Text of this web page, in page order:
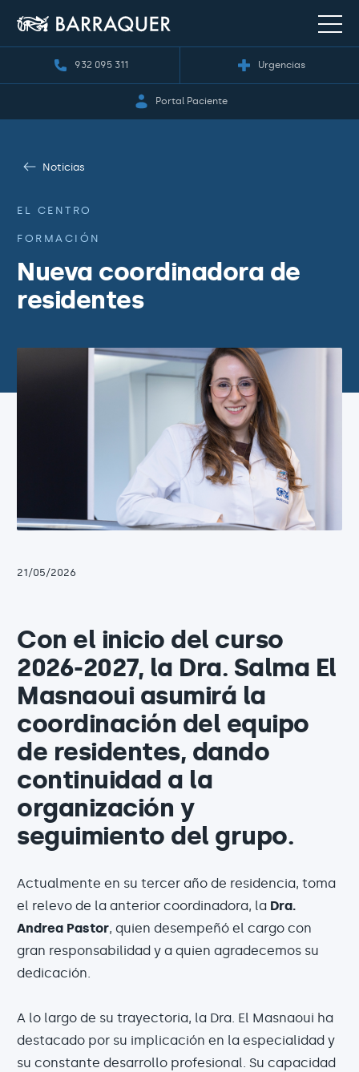
932 095 311 Urgencias
Portal Paciente
Noticias
EL CENTRO
FORMACIÓN
Nueva coordinadora de
residentes
21/05/2026
Con el inicio del curso
2026-2027, la Dra. Salma El
Masnaoui asumirá la
coordinación del equipo
de residentes, dando
continuidad a la
organización y
seguimiento del grupo.
Actualmente en su tercer año de residencia, toma
el relevo de la anterior coordinadora, la Dra.
Andrea Pastor, quien desempeñó el cargo con
gran responsabilidad y a quien agradecemos su
dedicación.
A lo largo de su trayectoria, la Dra. El Masnaoui ha
destacado por su implicación en la especialidad y
su constante desarrollo profesional. Su capacidad